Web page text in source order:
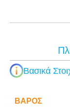
Βασικά
ΒΆΡΟΣ